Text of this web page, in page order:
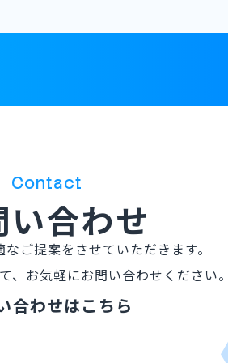
Contact
い合わせ
なご提案を させていただきます。
、 お気軽にお問い合わせください
合わせはこちら